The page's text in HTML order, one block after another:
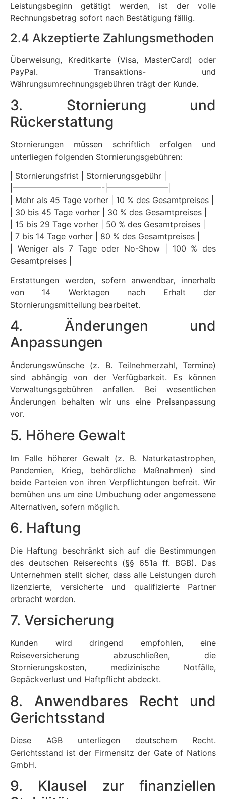
Leistungsbeginn getätigt werden, ist der volle
Rechnungsbetrag sofort nach Bestätigung fällig.
2.4 Akzeptierte Zahlungsmethoden
Überweisung, Kreditkarte (Visa, MasterCard) oder
PayPal. Transaktions- und
Währungsumrechnungsgebühren trägt der Kunde.
3. Stornierung und
Rückerstattung
Stornierungen müssen schriftlich erfolgen und
unterliegen folgenden Stornierungsgebühren:
| Stornierungsfrist | Stornierungsgebühr |
|———————————-|———————–|
| Mehr als 45 Tage vorher | 10 % des Gesamtpreises |
| 30 bis 45 Tage vorher | 30 % des Gesamtpreises |
| 15 bis 29 Tage vorher | 50 % des Gesamtpreises |
| 7 bis 14 Tage vorher | 80 % des Gesamtpreises |
| Weniger als 7 Tage oder No-Show | 100 % des
Gesamtpreises |
Erstattungen werden, sofern anwendbar, innerhalb
von 14 Werktagen nach Erhalt der
Stornierungsmitteilung bearbeitet.
4. Änderungen und
Anpassungen
Änderungswünsche (z. B. Teilnehmerzahl, Termine)
sind abhängig von der Verfügbarkeit. Es können
Verwaltungsgebühren anfallen. Bei wesentlichen
Änderungen behalten wir uns eine Preisanpassung
vor.
5. Höhere Gewalt
Im Falle höherer Gewalt (z. B. Naturkatastrophen,
Pandemien, Krieg, behördliche Maßnahmen) sind
beide Parteien von ihren Verpflichtungen befreit. Wir
bemühen uns um eine Umbuchung oder angemessene
Alternativen, sofern möglich.
6. Haftung
Die Haftung beschränkt sich auf die Bestimmungen
des deutschen Reiserechts (§§ 651a ff. BGB). Das
Unternehmen stellt sicher, dass alle Leistungen durch
lizenzierte, versicherte und qualifizierte Partner
erbracht werden.
7. Versicherung
Kunden wird dringend empfohlen, eine
Reiseversicherung abzuschließen, die
Stornierungskosten, medizinische Notfälle,
Gepäckverlust und Haftpflicht abdeckt.
8. Anwendbares Recht und
Gerichtsstand
Diese AGB unterliegen deutschem Recht.
Gerichtsstand ist der Firmensitz der Gate of Nations
GmbH.
9. Klausel zur finanziellen